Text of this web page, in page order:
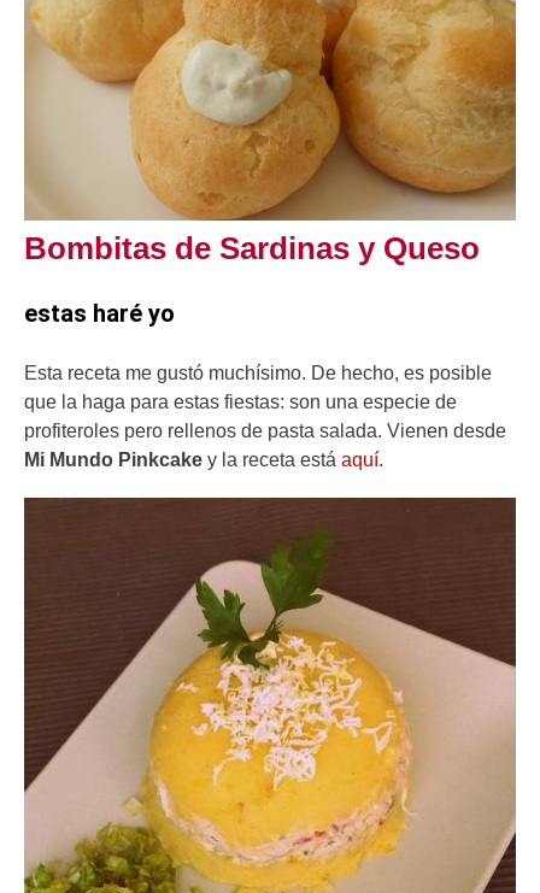
Bombitas de Sardinas y Queso
estas haré yo
Esta receta me gustó muchísimo. De hecho, es posible
que la haga para estas fiestas: son una especie de
profiteroles pero rellenos de pasta salada. Vienen desde
Mi Mundo Pinkcake y la receta está aquí.